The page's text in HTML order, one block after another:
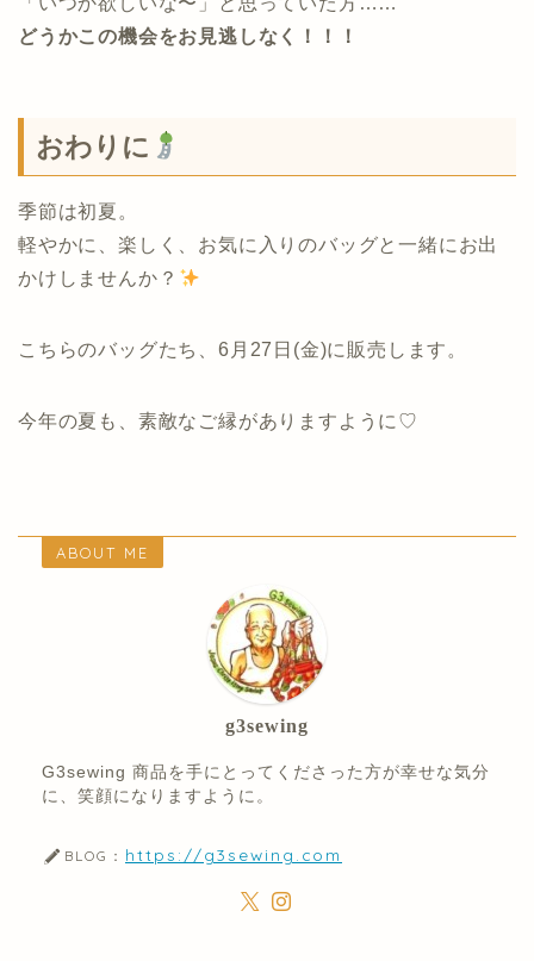
どうかこの機会をお見逃しなく！！！
おわりに
季節は初夏。
軽やかに、楽しく、お気に入りのバッグと一緒にお出
かけしませんか？
こちらのバッグたち、6月27日(金)に販売します。
今年の夏も、素敵なご縁がありますように♡
ABOUT ME
g3sewing
G3sewing 商品を手にとってくださった方が幸せな気分
に、笑顔になりますように。
BLOG： https://g3sewing.com